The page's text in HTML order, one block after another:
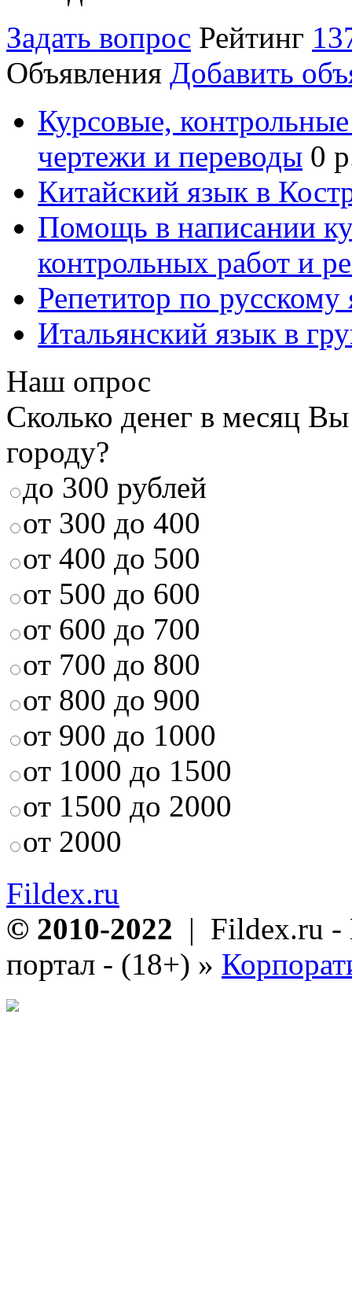
Задать вопрос Рейтинг
Объявления Добавить
Курсовые,
чертежи и переводы 0
Китайский язык в
Помощь в написании
контрольных работ и
Репетитор по русскому
Итальянский язык в
Наш опрос
Сколько денег в месяц
городу?
до 300 рублей
от 300 до 400
от 400 до 500
от 500 до 600
от 600 до 700
от 700 до 800
от 800 до 900
от 900 до 1000
от 1000 до 1500
от 1500 до 2000
от 2000
Fildex.ru
© 2010-2022 | Fildex.ru -
портал - (18+) »